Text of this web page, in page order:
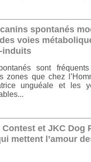
spontanés
voies
induits
sont
zones que chez
unguéale et les
et JKC Dog
mettent l’amour